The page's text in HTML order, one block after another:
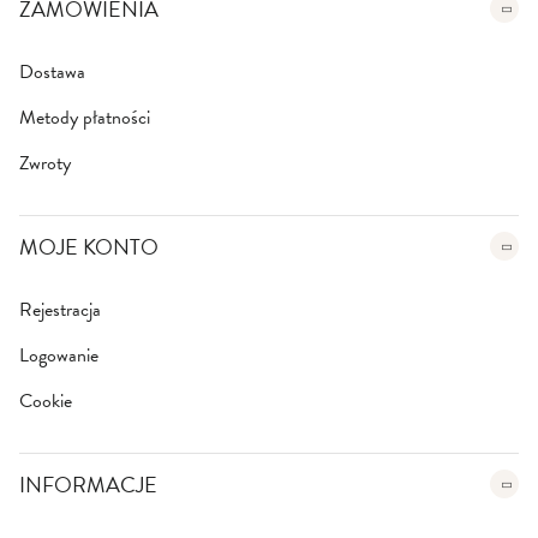
rZAMÓWIENIA
Dostawa
Metody płatności
Zwroty
MOJE KONTO
Rejestracja
Logowanie
Cookie
INFORMACJE